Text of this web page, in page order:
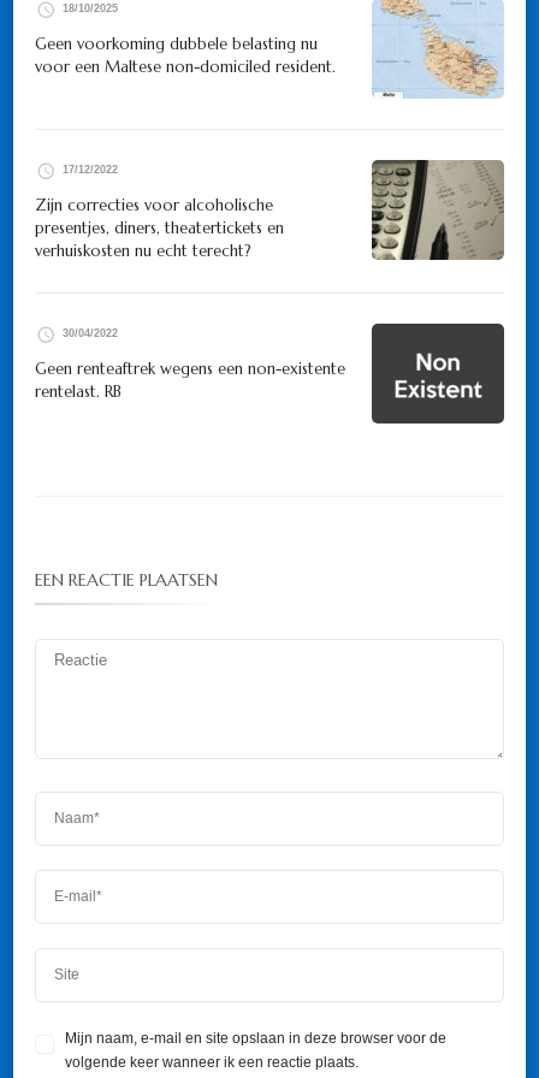
18/10/2025
Geen voorkoming dubbele belasting nu
voor een Maltese non-domiciled resident.
17/12/2022
Zijn correcties voor alcoholische
presentjes, diners, theatertickets en
verhuiskosten nu echt terecht?
30/04/2022
Geen renteaftrek wegens een non-existente
rentelast. RB
EEN REACTIE PLAATSEN
Mijn naam, e-mail en site opslaan in deze browser voor de
volgende keer wanneer ik een reactie plaats.